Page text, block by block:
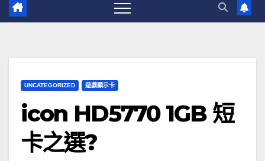
UNCATEGORIZED 遊戲顯示卡
icon HD5770 1GB 短
卡之選?